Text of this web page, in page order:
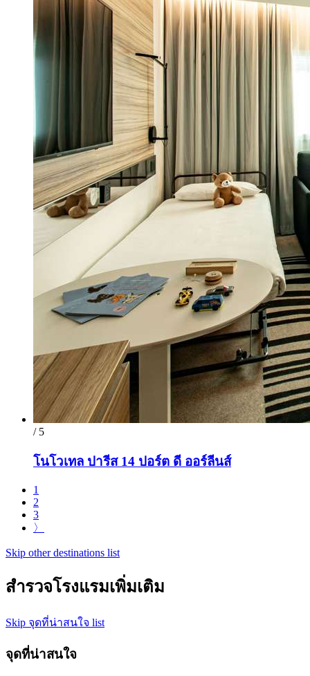
/ 5
โนโวเทล ปารีส 14 ปอร์ต ดี ออร์ลีนส์
1
2
3
〉
Skip other destinations list
สำรวจโรงแรมเพิ่มเติม
Skip จุดที่น่าสนใจ list
จุดที่น่าสนใจ